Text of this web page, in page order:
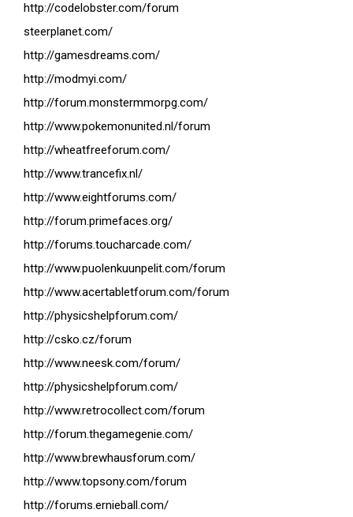
http://codelobster.com/forum
steerplanet.com/
http://gamesdreams.com/
http://modmyi.com/
http://forum.monstermmorpg.com/
http://www.pokemonunited.nl/forum
http://wheatfreeforum.com/
http://www.trancefix.nl/
http://www.eightforums.com/
http://forum.primefaces.org/
http://forums.toucharcade.com/
http://www.puolenkuunpelit.com/forum
http://www.acertabletforum.com/forum
http://physicshelpforum.com/
http://csko.cz/forum
http://www.neesk.com/forum/
http://physicshelpforum.com/
http://www.retrocollect.com/forum
http://forum.thegamegenie.com/
http://www.brewhausforum.com/
http://www.topsony.com/forum
http://forums.ernieball.com/